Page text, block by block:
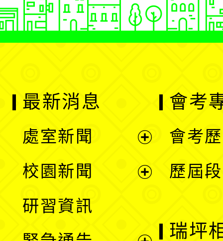
最新消息
處室新聞
校園新聞
研習資訊
會考
會考
歷屆
瑞坪